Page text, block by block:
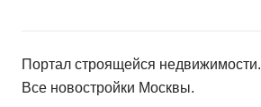
Портал строящейся недвижимости.
Все новостройки Москвы.